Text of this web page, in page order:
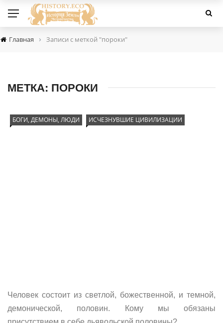
Главная › Записи с меткой "пороки"
МЕТКА: ПОРОКИ
БОГИ, ДЕМОНЫ, ЛЮДИ ИСЧЕЗНУВШИЕ ЦИВИЛИЗАЦИИ
Человек состоит из светлой, божественной, и темной,
демонической, половин. Кому мы обязаны